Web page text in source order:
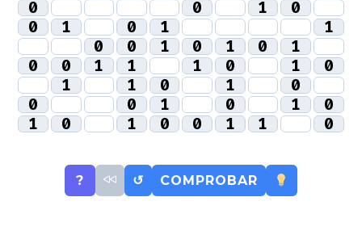
0
0 1
0
0
1 0 1
1
0
0 1 0 1 0
1
0
0 1 1 1 0 1
0
1
1 0 1
0
0
0 1 0 1
0
1
0 1 0 0 1 1 0
? ↺ COMPROBAR